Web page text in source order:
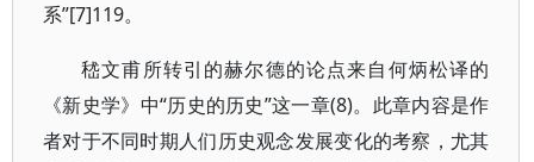
系”[7]119。
嵇文甫所转引的赫尔德的论点来自何炳松译的
《新史学》中“历史的历史”这一章(8)。此章内容是作
者对于不同时期人们历史观念发展变化的考察，尤其